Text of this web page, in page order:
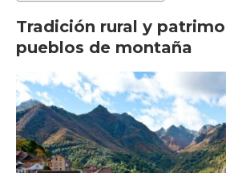
Tradición rural y
pueblos de montaña